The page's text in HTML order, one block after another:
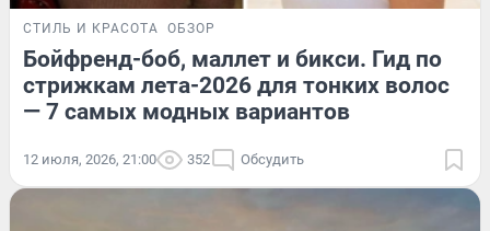
СТИЛЬ И КРАСОТА ОБЗОР
Бойфренд-боб, маллет и бикси. Гид по
стрижкам лета-2026 для тонких волос
— 7 самых модных вариантов
12 июля, 2026, 21:00 352 Обсудить